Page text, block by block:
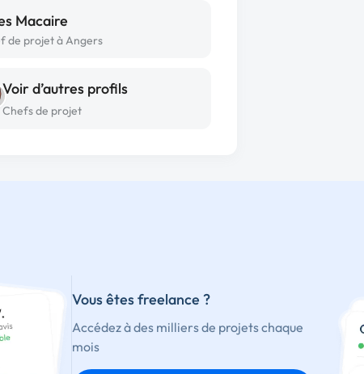
Macaire
de projet à Angers
Voir d’autres profils
Chefs de projet
Vous êtes freelance ?
Accédez à des milliers de projets chaque
mois